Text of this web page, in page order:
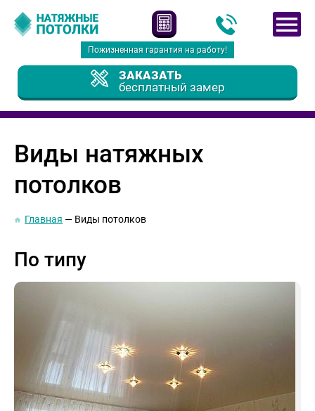
Пожизненная гарантия на работу!
ЗАКАЗАТЬ
бесплатный замер
Виды натяжных
потолков
Главная Виды потолков
По типу